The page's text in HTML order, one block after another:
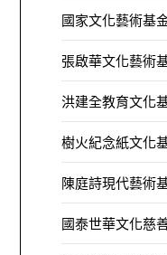
國家文化藝術基
張啟華文化藝術
洪建全教育文化
樹火紀念紙文化
陳庭詩現代藝術
國泰世華文化慈